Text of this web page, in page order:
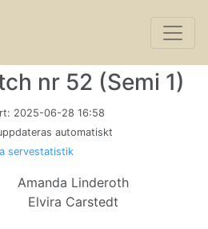
nr 52 (Semi 1)
2025-06-28 16:58
automatiskt
servestatistik
Amanda Linderoth
Elvira Carstedt